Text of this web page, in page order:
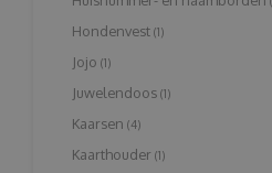
Hondenvest (1)
Jojo (1)
Juwelendoos (1)
Kaarsen (4)
Kaarthouder (1)